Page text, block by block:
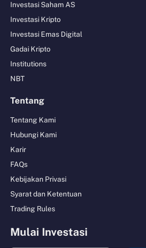
Investasi Saham AS
Investasi Kripto
Investasi Emas Digital
Gadai Kripto
Institutions
NBT
Tentang
Tentang Kami
Hubungi Kami
Karir
FAQs
Kebijakan Privasi
Syarat dan Ketentuan
Trading Rules
Mulai Investasi